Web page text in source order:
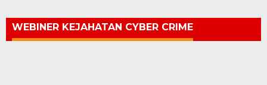
WEBINER KEJAHATAN CYBER CRIME